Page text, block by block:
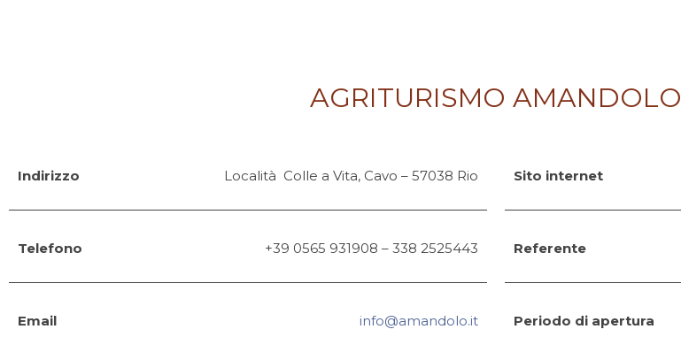
AGRITURISMO AMANDOLO
Indirizzo Località Colle a Vita, Cavo – 57038 Rio Sito internet
Telefono +39 0565 931908 – 338 2525443 Referente
Email info@amandolo.it Periodo di apertura